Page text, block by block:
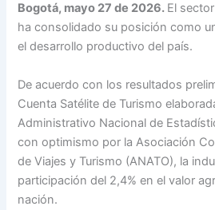
Bogotá, mayo 27 de 2026. El
ha consolidado su posición como
el desarrollo productivo del país.
De acuerdo con los resultados
Cuenta Satélite de Turismo
Administrativo Nacional de
con optimismo por la Asociación
de Viajes y Turismo (ANATO), la
participación del 2,4% en el valor
nación.